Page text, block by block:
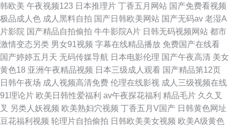
韩欧美 午夜视频123 日本推理片 丁香五月网站 国产免费看视频
极品成人色 成人黑料自拍 国产日韩欧美网站 国产无码av 老湿A
片影院 国产精品自拍偷拍 牛牛影院A片 日韩无码视频网站 都市
激情变态另类 男女91视频 字幕在线精品播放 免费国产在线看
国产婷婷五月天 无码传媒导航 日本电影伦理 国产午夜高清 美女
黄色18 亚洲午夜精品视频 日本三级成人观看 国产精品第12页
日韩午夜场 成人视频高清免费 伦理在线影视 成人三级视频在线
91理论片 欧美日韩性爱福利 av午夜探花福利 精品毛片 久久叉
叉 另类人妖视频 欧美熟妇穴视频 丁香五月V国产 日韩黄色网址
豆花福利视频 轮理片自拍偷拍 日韩欧美美女视频 欧美A级黄色